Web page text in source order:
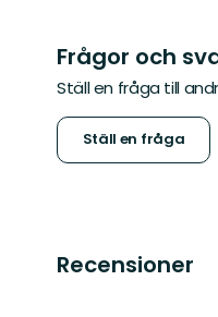
Frågor och
Ställ en fråga till
Ställ en fråga
Recensioner